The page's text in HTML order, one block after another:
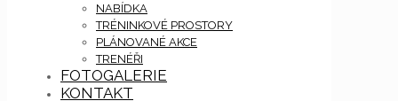
NABÍDKA
TRÉNINKOVÉ PROSTORY
PLÁNOVANÉ AKCE
TRENÉŘI
FOTOGALERIE
KONTAKT